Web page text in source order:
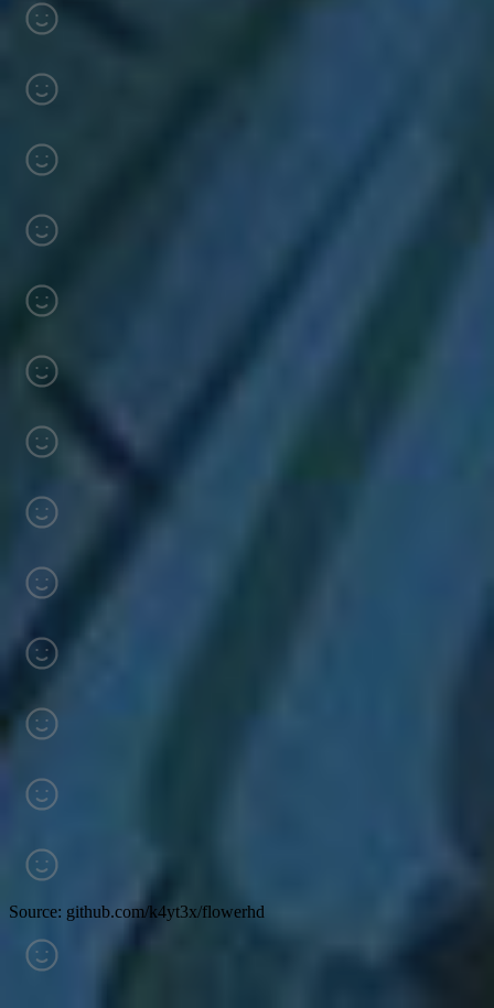
Source: github.com/k4yt3x/flowerhd